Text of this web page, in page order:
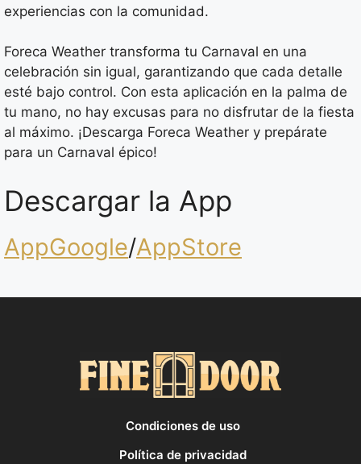
experiencias con la comunidad.
Foreca Weather transforma tu Carnaval en una
celebración sin igual, garantizando que cada detalle
esté bajo control. Con esta aplicación en la palma de
tu mano, no hay excusas para no disfrutar de la fiesta
al máximo. ¡Descarga Foreca Weather y prepárate
para un Carnaval épico!
Descargar la App
AppGoogle/AppStore
Condiciones de uso
Política de privacidad